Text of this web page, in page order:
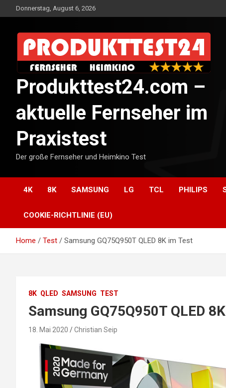
to
Donnerstag, August 6, 2026
Produkttest24.com –
aktuelle Fernseher im
Praxistest
Der große Fernseher und Heimkino Test
4K 8K SAMSUNG LG TCL PHILIPS
COOKIE-RICHTLINIE (EU)
Home Test Samsung GQ75Q950T QLED 8K im Test
8K QLED SAMSUNG TEST
Samsung GQ75Q950T QLED
18. Mai 2020 Christian Seip